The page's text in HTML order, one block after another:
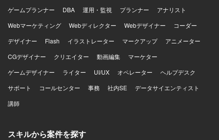
ゲームプランナー
DBA 運用・監視 プランナー
アナリスト
Webマーケティング
Webディレクター Webデザイナー
コーダー
デザイナー
Flash イラストレーター マークアップ
アニメーター
CGデザイナー
クリエイター 動画編集
マーケター
ゲームデザイナー
ライター UI/UX オペレーター
ヘルプデスク
サポート
コールセンター 事務 社内SE
データサイエンティスト
講師
スキルから案件を探す